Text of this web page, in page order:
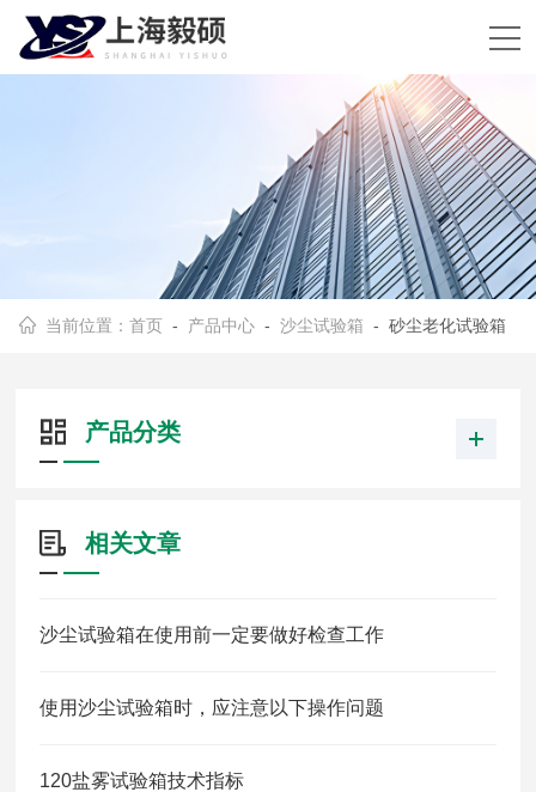
当前位置：首页 - 产品中心 -沙尘试验箱 - 砂尘老化试验箱
产品分类
相关文章
沙尘试验箱在使用前一定要做好检查工作
使用沙尘试验箱时，应注意以下操作问题
120盐雾试验箱技术指标